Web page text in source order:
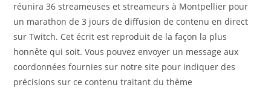
réunira 36 streameuses et streameurs à Montpellier pour
un marathon de 3 jours de diffusion de contenu en direct
sur Twitch. Cet écrit est reproduit de la façon la plus
honnête qui soit. Vous pouvez envoyer un message aux
coordonnées fournies sur notre site pour indiquer des
précisions sur ce contenu traitant du thème